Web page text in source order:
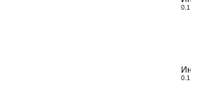
0.1
0.1